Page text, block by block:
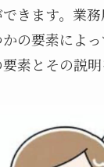
きます。業
の要素によ
素とその説明